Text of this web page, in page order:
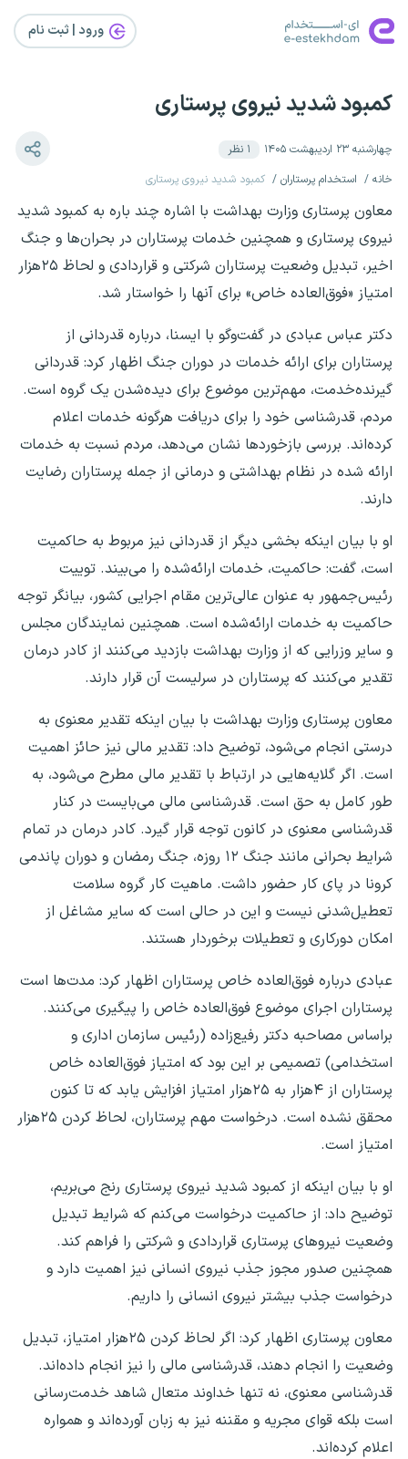
ورود | ثبت‌ نام
کمبود شدید نیروی پرستاری
چهارشنبه ۲۳ اردیبهشت ۱۴۰۵ ۱ نظر
خانه
استخدام پرستاران کمبود شدید نیروی پرستاری
معاون پرستاری وزارت بهداشت با اشاره چند باره به کمبود شدید
نیروی پرستاری و همچنین خدمات پرستاران در بحران‌ها و جنگ
اخیر، تبدیل وضعیت پرستاران شرکتی و قراردادی و لحاظ ۲۵هزار
امتیاز «فوق‌العاده خاص» برای آنها را خواستار شد.
دکتر عباس عبادی در گفت‌وگو با ایسنا، درباره قدردانی از
پرستاران برای ارائه خدمات در دوران جنگ اظهار کرد: قدردانی
گیرنده‌خدمت، مهم‌ترین موضوع برای دیده‌شدن یک گروه است.
مردم، قدرشناسی خود را برای دریافت هرگونه خدمات اعلام
کرده‌اند. بررسی بازخوردها نشان می‌دهد، مردم نسبت به خدمات
ارائه شده در نظام بهداشتی و درمانی از جمله پرستاران رضایت
دارند.
او با بیان اینکه بخشی دیگر از قدردانی نیز مربوط به حاکمیت
است، گفت: حاکمیت، خدمات ارائه‌شده را می‌بیند. توییت
رئیس‌جمهور به عنوان عالی‌ترین مقام اجرایی کشور، بیانگر توجه
حاکمیت به خدمات ارائه‌شده است. همچنین نمایندگان مجلس
و سایر وزرایی که از وزارت بهداشت بازدید می‌کنند از کادر درمان
تقدیر می‌کنند که پرستاران در سرلیست آن قرار دارند.
معاون پرستاری وزارت بهداشت با بیان اینکه تقدیر معنوی به
درستی انجام می‌شود، توضیح داد: تقدیر مالی نیز حائز اهمیت
است. اگر گلایه‌هایی در ارتباط با تقدیر مالی مطرح می‌شود، به
طور کامل به حق است. قدرشناسی مالی می‌بایست در کنار
قدرشناسی معنوی در کانون توجه قرار گیرد. کادر درمان در تمام
شرایط بحرانی مانند جنگ ۱۲ روزه، جنگ رمضان و دوران پاندمی
کرونا در پای کار حضور داشت. ماهیت کار گروه سلامت
تعطیل‌شدنی نیست و این در حالی است که سایر مشاغل از
امکان دورکاری و تعطیلات برخوردار هستند.
عبادی درباره فوق‌العاده خاص پرستاران اظهار کرد: مدت‌ها است
پرستاران اجرای موضوع فوق‌العاده خاص را پیگیری می‌کنند.
براساس مصاحبه دکتر رفیع‌زاده (رئیس سازمان اداری و
استخدامی) تصمیمی بر این بود که امتیاز فوق‌العاده خاص
پرستاران از ۴هزار به ۲۵هزار امتیاز افزایش یابد که تا کنون
محقق نشده است. درخواست مهم پرستاران، لحاظ‌ کردن ۲۵هزار
امتیاز است.
او با بیان اینکه از کمبود شدید نیروی پرستاری رنج می‌بریم،
توضیح داد: از حاکمیت درخواست می‌کنم که شرایط تبدیل
وضعیت نیروهای پرستاری قراردادی و شرکتی را فراهم کند.
همچنین صدور مجوز جذب نیروی انسانی نیز اهمیت دارد و
درخواست جذب بیشتر نیروی انسانی را داریم.
معاون پرستاری اظهار کرد: اگر لحاظ‌ کردن ۲۵هزار امتیاز، تبدیل
وضعیت را انجام دهند، قدرشناسی مالی را نیز انجام داده‌اند.
قدرشناسی معنوی، نه تنها خداوند متعال شاهد خدمت‌رسانی
است بلکه قوای مجریه و مقننه نیز به زبان آورده‌اند و همواره
اعلام کرده‌اند.